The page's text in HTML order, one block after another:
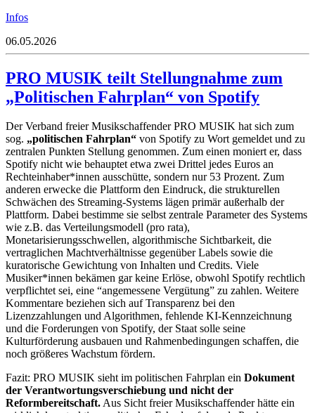
Infos
06.05.2026
PRO MUSIK teilt Stellungnahme zum
„Politischen Fahrplan“ von Spotify
Der Verband freier Musikschaffender PRO MUSIK hat sich zum
sog. „politischen Fahrplan“ von Spotify zu Wort gemeldet und zu
zentralen Punkten Stellung genommen. Zum einen moniert er, dass
Spotify nicht wie behauptet etwa zwei Drittel jedes Euros an
Rechteinhaber*innen ausschütte, sondern nur 53 Prozent. Zum
anderen erwecke die Plattform den Eindruck, die strukturellen
Schwächen des Streaming-Systems lägen primär außerhalb der
Plattform. Dabei bestimme sie selbst zentrale Parameter des Systems
wie z.B. das Verteilungsmodell (pro rata),
Monetarisierungsschwellen, algorithmische Sichtbarkeit, die
vertraglichen Machtverhältnisse gegenüber Labels sowie die
kuratorische Gewichtung von Inhalten und Credits. Viele
Musiker*innen bekämen gar keine Erlöse, obwohl Spotify rechtlich
verpflichtet sei, eine “angemessene Vergütung” zu zahlen. Weitere
Kommentare beziehen sich auf Transparenz bei den
Lizenzzahlungen und Algorithmen, fehlende KI-Kennzeichnung
und die Forderungen von Spotify, der Staat solle seine
Kulturförderung ausbauen und Rahmenbedingungen schaffen, die
noch größeres Wachstum fördern.
Fazit: PRO MUSIK sieht im politischen Fahrplan ein Dokument
der Verantwortungsverschiebung und nicht der
Reformbereitschaft.Aus Sicht freier Musikschaffender hätte ein